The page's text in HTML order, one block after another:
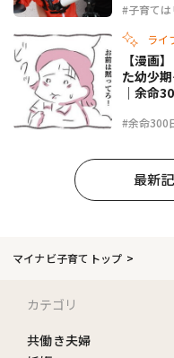
#子育ては
ライ
#余命300
【漫画
た幼少
｜余命
最新
マイナビ子育てトップ
カテゴリ
共働き夫婦